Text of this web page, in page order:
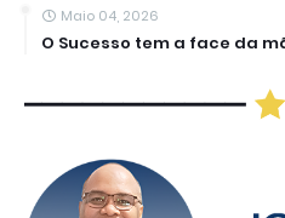
Maio 04, 2026
O Sucesso tem a face da